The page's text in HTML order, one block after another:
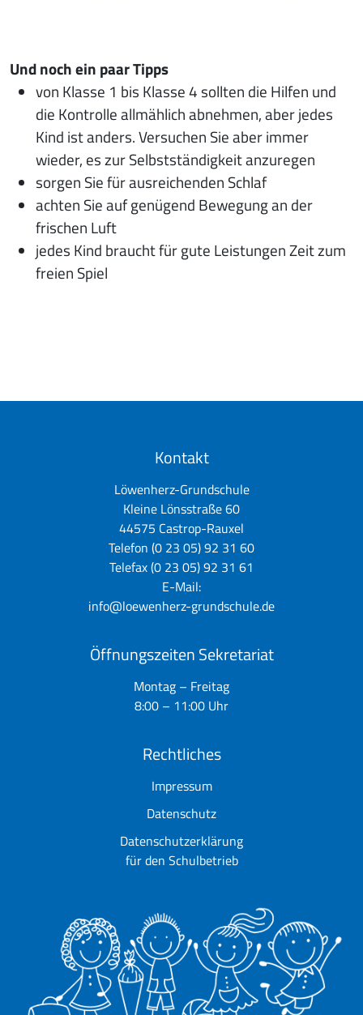
Und noch ein paar Tipps
von Klasse 1 bis Klasse 4 sollten die Hilfen und
die Kontrolle allmählich abnehmen, aber jedes
Kind ist anders. Versuchen Sie aber immer
wieder, es zur Selbstständigkeit anzuregen
sorgen Sie für ausreichenden Schlaf
achten Sie auf genügend Bewegung an der
frischen Luft
jedes Kind braucht für gute Leistungen Zeit zum
freien Spiel
Kontakt
Löwenherz-Grundschule
Kleine Lönsstraße 60
44575 Castrop-Rauxel
Telefon (0 23 05) 92 31 60
Telefax (0 23 05) 92 31 61
E-Mail:
info@loewenherz-grundschule.de
Öffnungszeiten Sekretariat
Montag – Freitag
8:00 – 11:00 Uhr
Rechtliches
Impressum
Datenschutz
Datenschutzerklärung
für den Schulbetrieb